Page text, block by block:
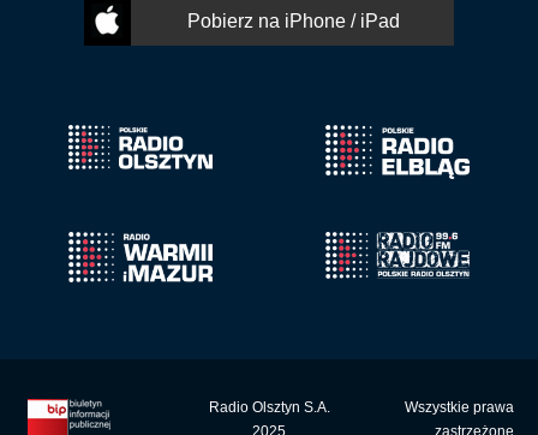
Pobierz na iPhone / iPad
Radio Olsztyn S.A.
2025
Wszystkie prawa
zastrzeżone